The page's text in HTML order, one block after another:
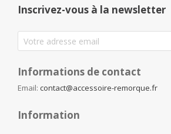
Inscrivez-vous à la newsletter
Informations de contact
Email: contact@accessoire-remorque.fr
Information